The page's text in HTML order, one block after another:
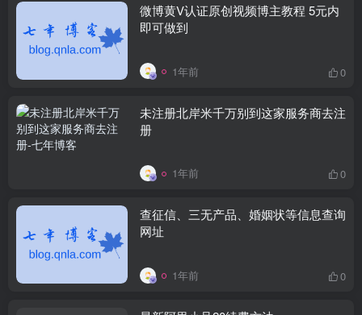
微博黄V认证原创视频博主教程 5元内
即可做到
1年前 0
未注册北岸米千万别到这家服务商去注
册
1年前 0
查征信、三无产品、婚姻状等信息查询
网址
1年前 0